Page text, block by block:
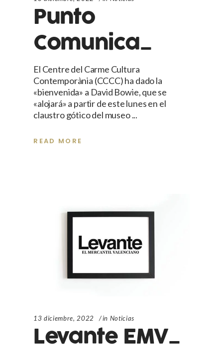
Punto
Comunica_
El Centre del Carme Cultura
Contemporània (CCCC) ha dado la
«bienvenida» a David Bowie, que se
«alojará» a partir de este lunes en el
claustro gótico del museo
READ MORE
13 diciembre, 2022 in Noticias
Levante EMV_